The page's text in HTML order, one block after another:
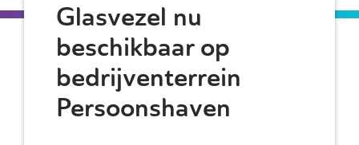
Glasvezel nu
beschikbaar op
bedrijventerrein
Persoonshaven